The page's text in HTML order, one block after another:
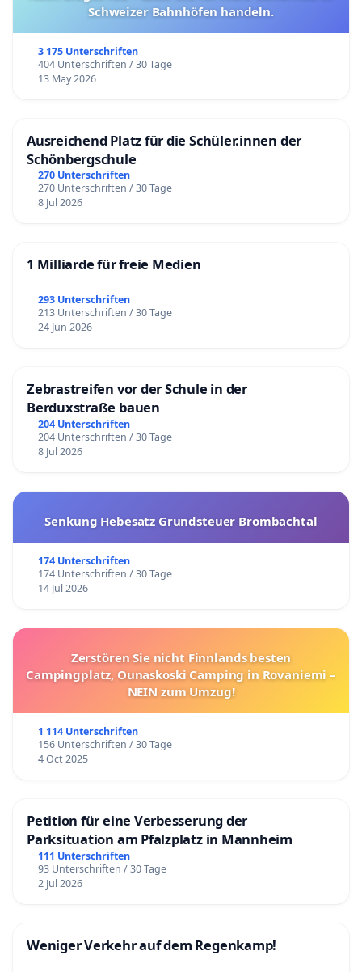
Schweizer Bahnhöfen handeln.
3 175 Unterschriften
404 Unterschriften / 30 Tage
13 May 2026
Ausreichend Platz für die Schüler.innen der
Schönbergschule
270 Unterschriften
270 Unterschriften / 30 Tage
8 Jul 2026
1 Milliarde für freie Medien
293 Unterschriften
213 Unterschriften / 30 Tage
24 Jun 2026
Zebrastreifen vor der Schule in der
Berduxstraße bauen
204 Unterschriften
204 Unterschriften / 30 Tage
8 Jul 2026
Senkung Hebesatz Grundsteuer Brombachtal
174 Unterschriften
174 Unterschriften / 30 Tage
14 Jul 2026
Zerstören Sie nicht Finnlands besten
Campingplatz, Ounaskoski Camping in Rovaniemi –
NEIN zum Umzug!
1 114 Unterschriften
156 Unterschriften / 30 Tage
4 Oct 2025
Petition für eine Verbesserung der
Parksituation am Pfalzplatz in Mannheim
111 Unterschriften
93 Unterschriften / 30 Tage
2 Jul 2026
Weniger Verkehr auf dem Regenkamp!